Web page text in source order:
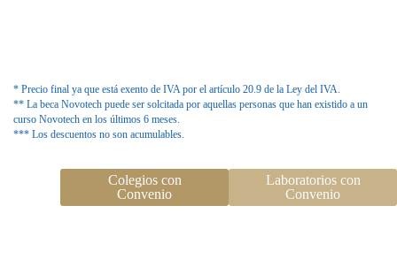
* Precio final ya que está exento de IVA por el artículo 20.9 de la Ley del IVA.
** La beca Novotech puede ser solcitada por aquellas personas que han existido a un
curso Novotech en los últimos 6 meses.
*** Los descuentos no son acumulables.
Laboratorios con
Convenio
Colegios con
Convenio